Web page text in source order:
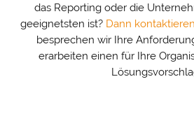
das Reporting oder die
geeignetsten ist? Dann
besprechen wir Ihre
erarbeiten einen für Ihre